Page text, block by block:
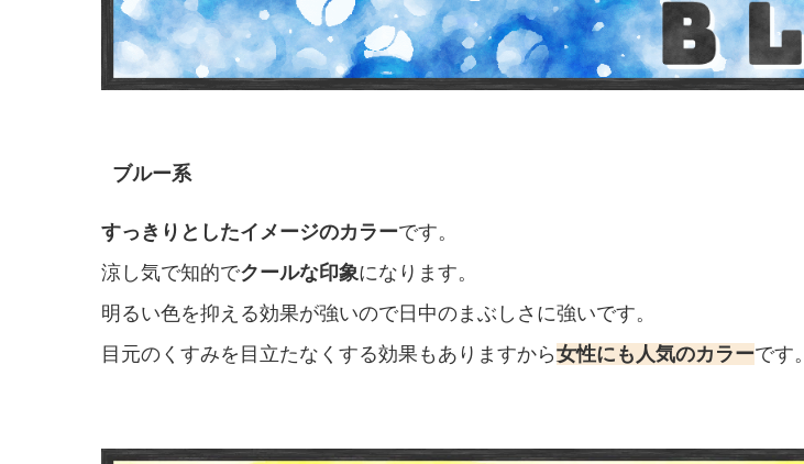
ブルー系
すっきりとしたイメージのカラーです。
涼し気で知的でクールな印象になります。
明るい色を抑える効果が強いので日中のまぶしさに強いです。
目元のくすみを目立たなくする効果もありますから女性にも人気のカラーです。